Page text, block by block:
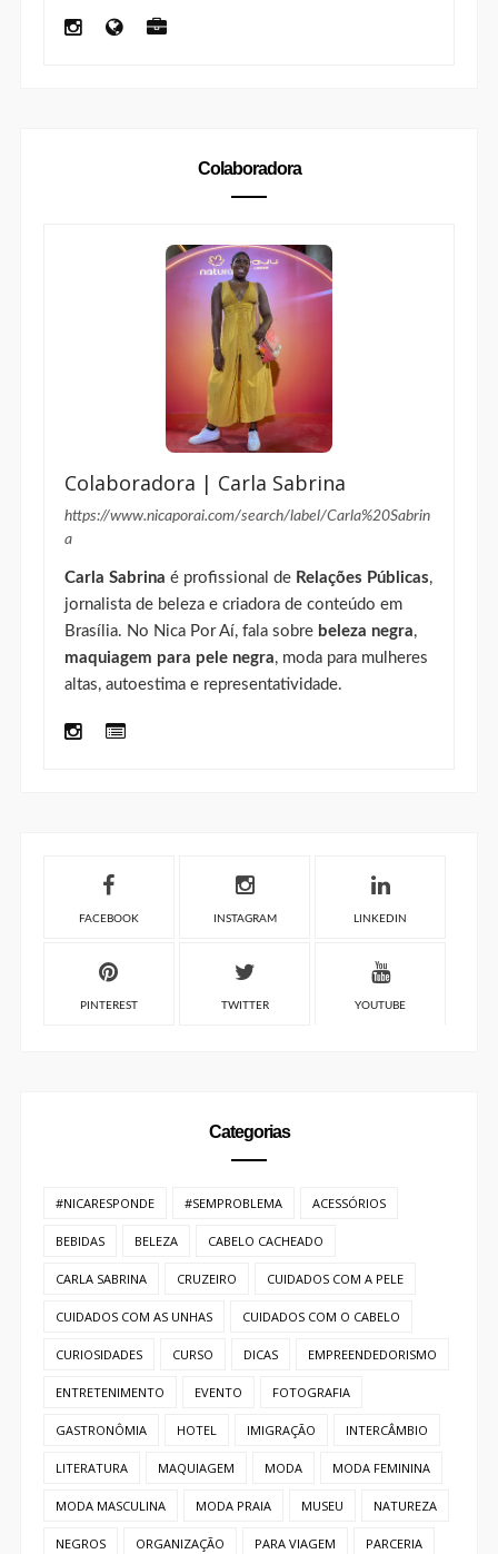
Colaboradora
Colaboradora | Carla Sabrina
https://www.nicaporai.com/search/label/Carla%20Sabrin
a
Carla Sabrina é profissional de Relações Públicas,
jornalista de beleza e criadora de conteúdo em
Brasília. No Nica Por Aí, fala sobre beleza negra,
maquiagem para pele negra, moda para mulheres
altas, autoestima e representatividade.
FACEBOOK INSTAGRAM LINKEDIN
PINTEREST TWITTER YOUTUBE
Categorias
#NICARESPONDE #SEMPROBLEMA ACESSÓRIOS
BEBIDAS BELEZA CABELO CACHEADO
CARLA SABRINA CRUZEIRO CUIDADOS COM A PELE
CUIDADOS COM AS UNHAS CUIDADOS COM O CABELO
CURIOSIDADES CURSO DICAS EMPREENDEDORISMO
ENTRETENIMENTO EVENTO FOTOGRAFIA
GASTRONÔMIA HOTEL IMIGRAÇÃO INTERCÂMBIO
LITERATURA MAQUIAGEM MODA MODA FEMININA
MODA MASCULINA MODA PRAIA MUSEU NATUREZA
NEGROS ORGANIZAÇÃO PARA VIAGEM PARCERIA